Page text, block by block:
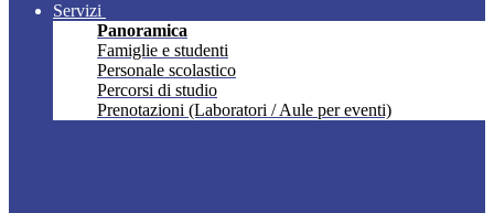
Servizi
Panoramica
Famiglie e studenti
Personale scolastico
Percorsi di studio
Prenotazioni (Laboratori / Aule per eventi)